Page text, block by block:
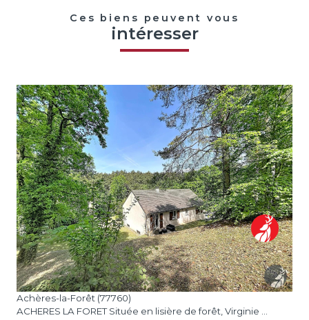
Ces biens peuvent vous
intéresser
voir le bien
Achères-la-Forêt (77760)
ACHERES LA FORET Située en lisière de forêt, Virginie ...